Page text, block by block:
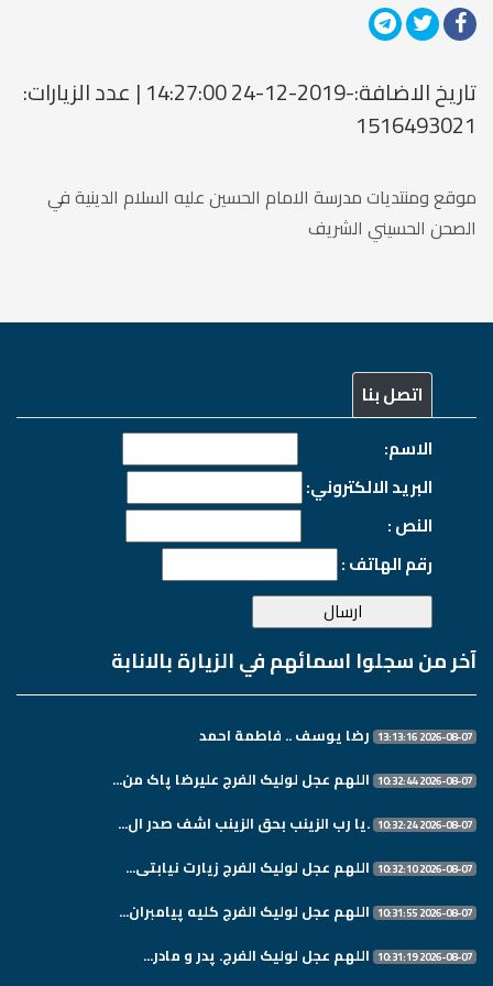
تاريخ الاضافة:-2019-12-24 14:27:00 | عدد الزيارات:
1516493021
موقع ومنتديات مدرسة الامام الحسين عليه السلام الدينية في
الصحن الحسيني الشريف
اتصل بنا
الاسم:
البريد الالكتروني:
النص :
رقم الهاتف :
آخر من سجلوا اسمائهم في الزيارة بالانابة
2026-08-07 13:13:16 رضا يوسف .. فاطمة احمد
2026-08-07 10:32:44 اللهم عجل لولیک الفرج علیرضا پاک من...
2026-08-07 10:32:24 .یا رب الزینب بحق الزینب اشف صدر ال...
2026-08-07 10:32:10 اللهم عجل لولیک الفرج زیارت نیابتی...
2026-08-07 10:31:55 اللهم عجل لولیک الفرج کلیه پیامبران...
2026-08-07 10:31:19 اللهم عجل لولیک الفرج. پدر و مادر...